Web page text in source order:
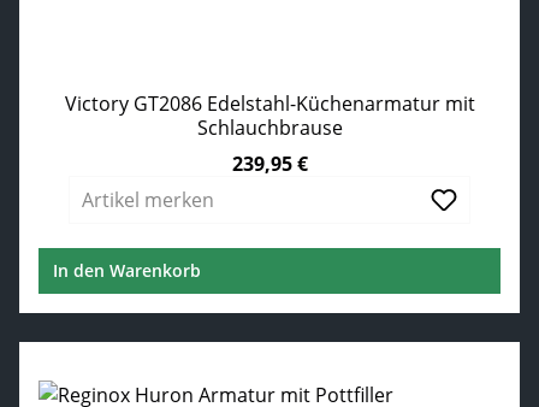
Victory GT2086 Edelstahl-Küchenarmatur mit
Schlauchbrause
239,95 €
Artikel merken
In den Warenkorb